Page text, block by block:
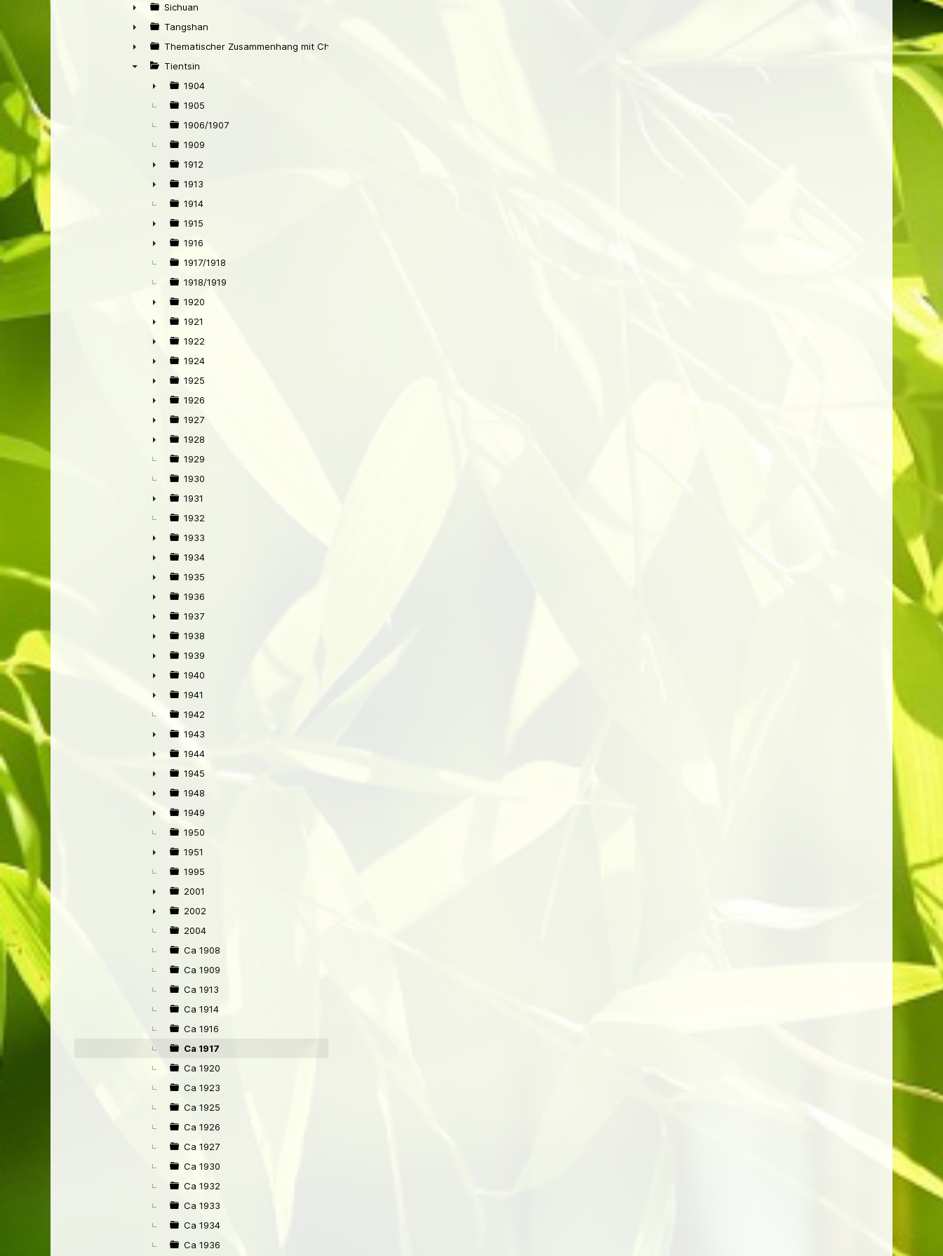
►
►
Sichuan
►
Tangshan
►
Thematischer Zusammenhang mit China
Tientsin
►
1904
1905
1906/1907
1909
►
1912
►
1913
1914
►
1915
►
1916
1917/1918
1918/1919
►
1920
►
1921
►
1922
►
1924
►
1925
►
1926
►
1927
►
1928
1929
1930
►
1931
1932
►
1933
►
1934
►
1935
►
1936
►
1937
►
1938
►
1939
►
1940
►
1941
1942
►
1943
►
1944
►
1945
►
1948
►
1949
1950
►
1951
1995
►
2001
►
2002
2004
Ca 1908
Ca 1909
Ca 1913
Ca 1914
Ca 1916
Ca 1917
Ca 1920
Ca 1923
Ca 1925
Ca 1926
Ca 1927
Ca 1930
Ca 1932
Ca 1933
Ca 1934
Ca 1936